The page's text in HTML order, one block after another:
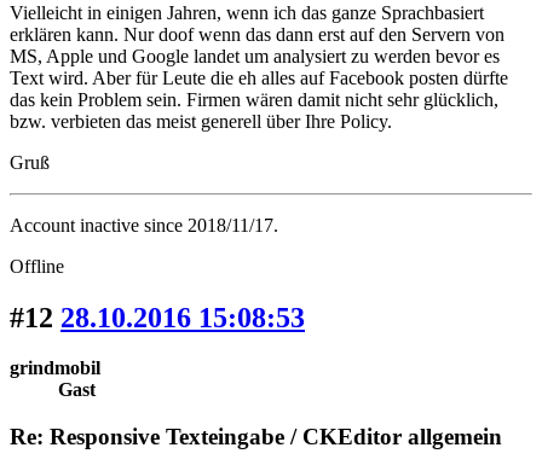
Vielleicht in einigen Jahren, wenn ich das ganze Sprachbasiert
erklären kann. Nur doof wenn das dann erst auf den Servern von
MS, Apple und Google landet um analysiert zu werden bevor es
Text wird. Aber für Leute die eh alles auf Facebook posten dürfte
das kein Problem sein. Firmen wären damit nicht sehr glücklich,
bzw. verbieten das meist generell über Ihre Policy.
Gruß
Account inactive since 2018/11/17.
Offline
#12 28.10.2016 15:08:53
grindmobil
Gast
Re: Responsive Texteingabe / CKEditor allgemein